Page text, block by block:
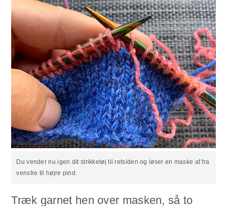
Du vender nu igen dit strikketøj til retsiden og løser en maske af fra
venstre til højre pind.
Træk garnet hen over masken, så to